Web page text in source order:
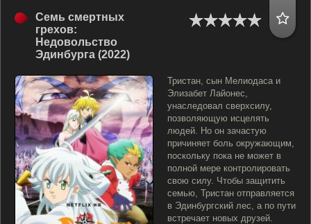
Семь смертных
грехов:
Недовольство
Эдинбурга (2022)
Тристан, сын Мелиодаса и
Элизабет Лайонес,
унаследовал сверхсилу,
позволяющую исцелять
людей. Но он зачастую
причиняет боль окружающим,
поскольку пока не может в
полной мере контролировать
свою силу. Чтобы защитить
семью, Тристан отправляется
в Эдинбургский лес, а по пути
встречает новых друзей.